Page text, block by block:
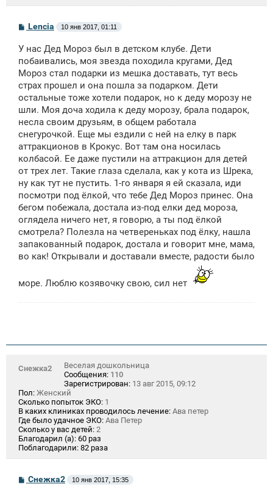
С
о
б
щ
н
и
е
Lencia 10 янв 2017, 01:11
У нас Дед Мороз был в детском клубе. Дети
побаивались, моя звезда походила кругами, Дед
Мороз стал подарки из мешка доставать, тут весь
страх прошел и она пошла за подарком. Дети
остальные тоже хотели подарок, но к деду морозу не
шли. Моя доча ходила к деду морозу, брала подарок,
несла своим друзьям, в общем работала
снегурочкой. Еще мы ездили с ней на елку в парк
аттракционов в Крокус. Вот там она носилась
колбасой. Ее даже пустили на аттракцион для детей
от трех лет. Такие глаза сделала, как у кота из Шрека,
ну как тут не пустить. 1-го января я ей сказала, иди
посмотри под ёлкой, что тебе Дед Мороз принес. Она
бегом побежала, достала из-под елки дед мороза,
оглядела ничего нет, я говорю, а ты под ёлкой
смотрела? Полезла на четвереньках под ёлку, нашла
запакованный подарок, достала и говорит мне, мама,
во как! Открывали и доставали вместе, радости было
море. Люблю козявочку свою, сил нет
Снежка2
Веселая дошкольница
Сообщения: 110
Зарегистрирован: 13 авг 2015, 09:12
Пол: Женский
Сколько попыток ЭКО: 1
В каких клиниках проводилось лечение: Ава петер
Где было удачное ЭКО: Ава Петер
Сколько у вас детей: 2
Благодарил (а): 60 раз
Поблагодарили: 82 раза
С
о
Снежка2 10 янв 2017, 15:35